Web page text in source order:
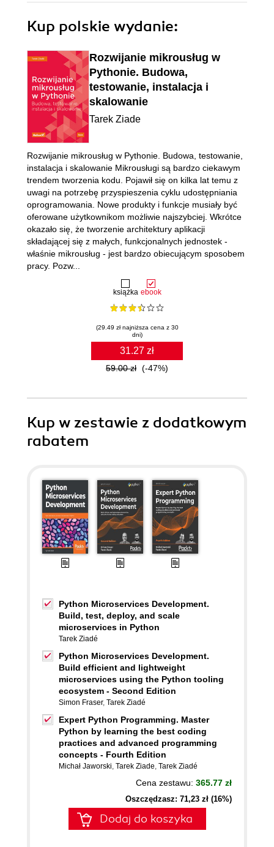
Kup polskie wydanie:
Rozwijanie mikrousług w
Pythonie. Budowa,
testowanie, instalacja i
skalowanie
Tarek Ziade
książka ebook
(29.49 zł najniższa cena z 30
dni)
31.27 zł
59.00 zł (-47%)
Rozwijanie mikrousług w Pythonie. Budowa, testowanie,
instalacja i skalowanie Mikrousługi są bardzo ciekawym
trendem tworzenia kodu. Pojawił się on kilka lat temu z
uwagi na potrzebę przyspieszenia cyklu udostępniania
oprogramowania. Nowe produkty i funkcje musiały być
oferowane użytkownikom możliwie najszybciej. Wkrótce
okazało się, że tworzenie architektury aplikacji
składającej się z małych, funkcjonalnych jednostek -
właśnie mikrousług - jest bardzo obiecującym sposobem
pracy. Pozw...
Kup w zestawie z dodatkowym
rabatem
Python Microservices Development.
Build, test, deploy, and scale
microservices in Python
Tarek Ziadé
Python Microservices Development.
Build efficient and lightweight
microservices using the Python tooling
ecosystem - Second Edition
Simon Fraser, Tarek Ziadé
Expert Python Programming. Master
Python by learning the best coding
practices and advanced programming
concepts - Fourth Edition
Michał Jaworski, Tarek Ziade, Tarek Ziadé
Cena zestawu: 365.77 zł
Oszczędzasz: 71,23 zł (16%)
Dodaj do koszyka